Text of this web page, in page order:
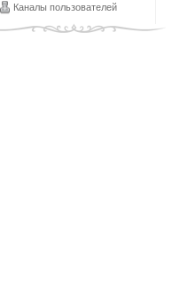
Каналы пользователей